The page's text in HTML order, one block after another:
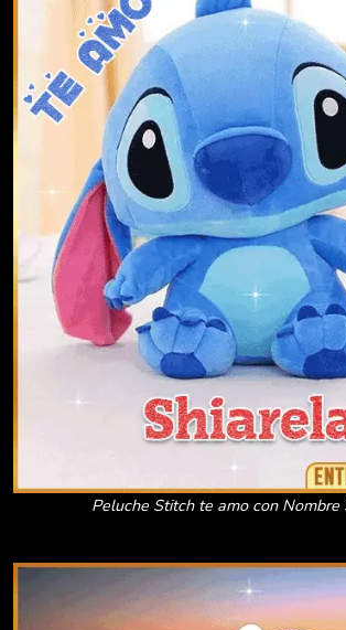
Peluche Stitch te amo con Nombre